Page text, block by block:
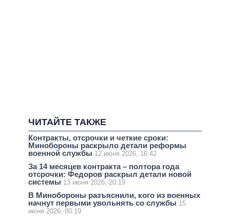
ЧИТАЙТЕ ТАКЖЕ
Контракты, отсрочки и четкие сроки:
Минобороны раскрыло детали реформы
военной службы 12 июня 2026, 16:42
За 14 месяцев контракта – полтора года
отсрочки: Федоров раскрыл детали новой
системы 13 июня 2026, 20:19
В Минобороны разъяснили, кого из военных
начнут первыми увольнять со службы 15
июня 2026, 00:19